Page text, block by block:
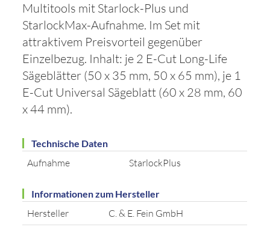
Multitools mit Starlock-Plus und
StarlockMax-Aufnahme. Im Set mit
attraktivem Preisvorteil gegenüber
Einzelbezug. Inhalt: je 2 E-Cut Long-Life
Sägeblätter (50 x 35 mm, 50 x 65 mm), je 1
E-Cut Universal Sägeblatt (60 x 28 mm, 60
x 44 mm).
Technische Daten
Aufnahme StarlockPlus
Informationen zum Hersteller
Hersteller
C. & E. Fein GmbH